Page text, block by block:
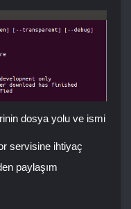
dosya yolu ve ismi
servisine ihtiyaç
paylaşım